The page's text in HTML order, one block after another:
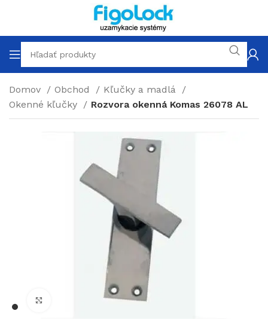
Domov Obchod
Kľučky a madlá
Okenné kľučky
Rozvora okenná Komas 26078 AL
Klikni pre zväčšenie